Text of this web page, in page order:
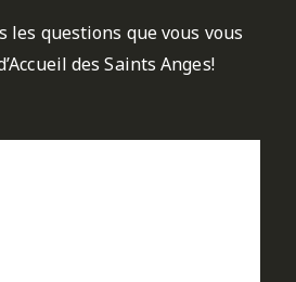
les questions que vous vous
des Saints Anges!